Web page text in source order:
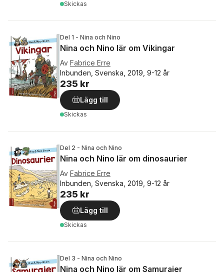
Skickas
Del 1 - Nina och Nino
Nina och Nino lär om Vikingar
Av Fabrice Erre
Inbunden, Svenska, 2019, 9-12 år
235 kr
Lägg till
Skickas
Del 2 - Nina och Nino
Nina och Nino lär om dinosaurier
Av Fabrice Erre
Inbunden, Svenska, 2019, 9-12 år
235 kr
Lägg till
Skickas
Del 3 - Nina och Nino
Nina och Nino lär om Samurajer